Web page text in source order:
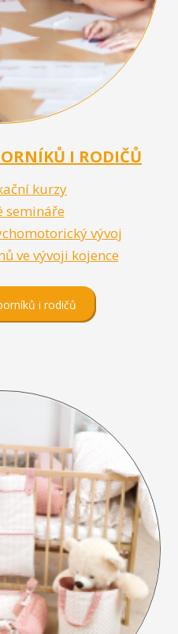
I RODIČŮ
kurzy
semináře
vývoj
ve vývoji kojence
i rodičů